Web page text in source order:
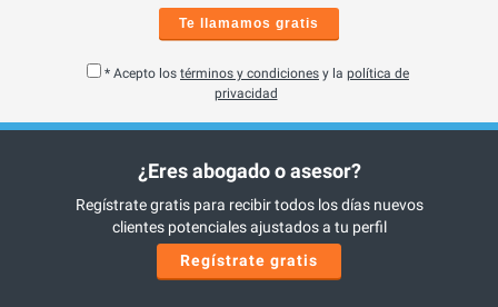
Te llamamos gratis
* Acepto los términos y condiciones y la política de
privacidad
¿Eres abogado o asesor?
Regístrate gratis para recibir todos los días nuevos
clientes potenciales ajustados a tu perfil
Regístrate gratis